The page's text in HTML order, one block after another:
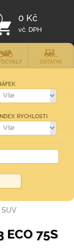
0 Kč
vč. DPH
OSTATNÍ
RYCHLOSTI
75S